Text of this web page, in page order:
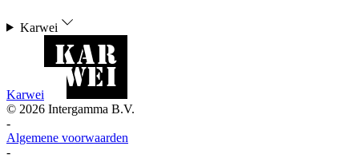
Karwei
Karwei
© 2026 Intergamma B.V.
-
Algemene voorwaarden
-